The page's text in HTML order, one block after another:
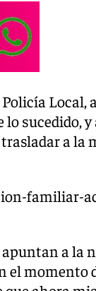
Policía
lo
trasladar a
familiar-
apuntan a la
el